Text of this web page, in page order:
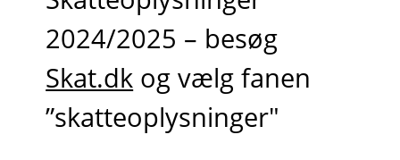
2024/2025 – besøg
Skat.dk og vælg fanen
”skatteoplysninger"